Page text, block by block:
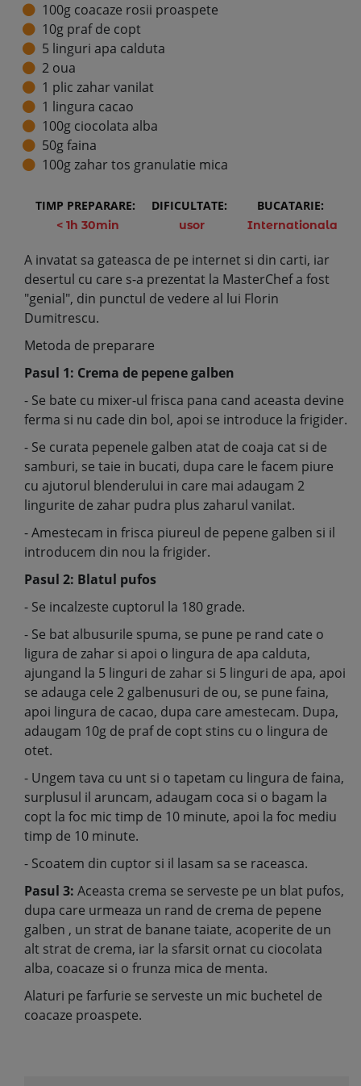
TIMP PREPARARE:
< 1h 30min
DIFICULTATE:
usor
BUCATARIE:
Internationala
A invatat sa gateasca de pe internet si din carti, iar
desertul cu care s-a prezentat la MasterChef a fost
"genial", din punctul de vedere al lui Florin
Dumitrescu.
Metoda de preparare
Pasul 1: Crema de pepene galben
- Se bate cu mixer-ul frisca pana cand aceasta devine
ferma si nu cade din bol, apoi se introduce la frigider.
- Se curata pepenele galben atat de coaja cat si de
samburi, se taie in bucati, dupa care le facem piure
cu ajutorul blenderului in care mai adaugam 2
lingurite de zahar pudra plus zaharul vanilat.
- Amestecam in frisca piureul de pepene galben si il
introducem din nou la frigider.
Pasul 2: Blatul pufos
- Se incalzeste cuptorul la 180 grade.
- Se bat albusurile spuma, se pune pe rand cate o
ligura de zahar si apoi o lingura de apa calduta,
ajungand la 5 linguri de zahar si 5 linguri de apa, apoi
se adauga cele 2 galbenusuri de ou, se pune faina,
apoi lingura de cacao, dupa care amestecam. Dupa,
adaugam 10g de praf de copt stins cu o lingura de
otet.
- Ungem tava cu unt si o tapetam cu lingura de faina,
surplusul il aruncam, adaugam coca si o bagam la
copt la foc mic timp de 10 minute, apoi la foc mediu
timp de 10 minute.
- Scoatem din cuptor si il lasam sa se raceasca.
Pasul 3: Aceasta crema se serveste pe un blat pufos,
dupa care urmeaza un rand de crema de pepene
galben , un strat de banane taiate, acoperite de un
alt strat de crema, iar la sfarsit ornat cu ciocolata
alba, coacaze si o frunza mica de menta.
Alaturi pe farfurie se serveste un mic buchetel de
coacaze proaspete.
100g coacaze rosii proaspete
10g praf de copt
5 linguri apa calduta
2 oua
1 plic zahar vanilat
1 lingura cacao
100g ciocolata alba
50g faina
100g zahar tos granulatie mica